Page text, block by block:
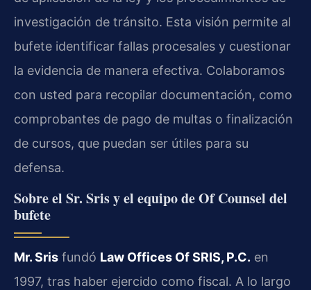
investigación de tránsito. Esta visión permite al
bufete identificar fallas procesales y cuestionar
la evidencia de manera efectiva. Colaboramos
con usted para recopilar documentación, como
comprobantes de pago de multas o finalización
de cursos, que puedan ser útiles para su
defensa.
Sobre el Sr. Sris y el equipo de Of Counsel del
bufete
Mr. Sris fundó Law Offices Of SRIS, P.C. en
1997, tras haber ejercido como fiscal. A lo largo